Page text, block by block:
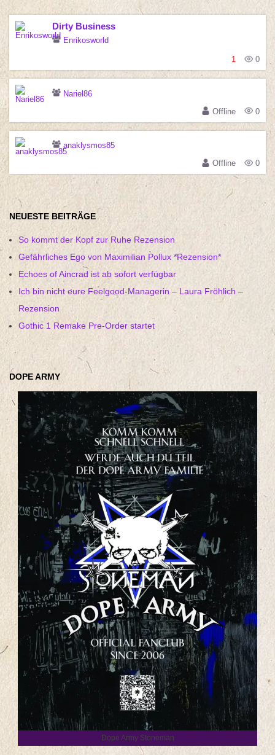
Dirty Business
Enrikosworld
1 0
Nariel86
Offline
0
anaklysmos85
Offline
0
NEUESTE BEITRÄGE
So kommt der Kopf zur Ruhe Rezension
Gefährliches Ego von Maximilian Pollux *Rezension*
Echoes of Aincrad ist ab sofort verfügbar
Ich bin nicht eure Feelgood-Managerin – Laura Fröhlich –
Rezension
Gothic 1 Remake Pre-Order startet
DOPE ARMY
Dope Army Stoneman